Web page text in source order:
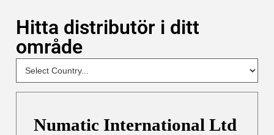
Hitta distributör i ditt
område
NEW
Select
Numatic International Ltd